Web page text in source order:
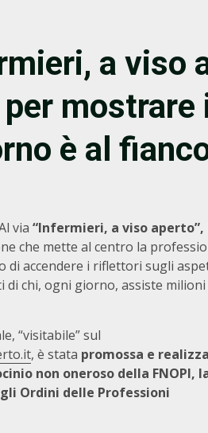
a viso
mostrare
è al
via “Infermieri, a viso aperto”,
che mette al centro la
di accendere i riflettori sugli
di chi, ogni giorno, assiste
“visitabile” sul
, è stata promossa e
non oneroso della FNOPI,
Ordini delle Professioni